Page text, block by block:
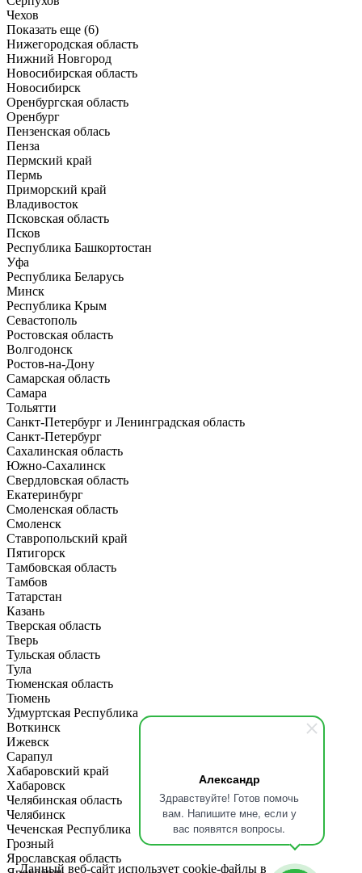
Александр
Здравствуйте! Готов помочь
вам. Напишите мне, если у
вас появятся вопросы.
Чехов
Показать еще (6)
Нижегородская область
Нижний Новгород
Новосибирская область
Новосибирск
Оренбургская область
Оренбург
Пензенская облась
Пенза
Пермский край
Пермь
Приморский край
Владивосток
Псковская область
Псков
Республика Башкортостан
Уфа
Республика Беларусь
Минск
Республика Крым
Севастополь
Ростовская область
Волгодонск
Ростов-на-Дону
Самарская область
Самара
Тольятти
Санкт-Петербург и Ленинградская область
Санкт-Петербург
Сахалинская область
Южно-Сахалинск
Свердловская область
Екатеринбург
Смоленская область
Смоленск
Ставропольский край
Пятигорск
Тамбовская область
Тамбов
Татарстан
Казань
Тверская область
Тверь
Тульская область
Тула
Тюменская область
Тюмень
Удмуртская Республика
Воткинск
Ижевск
Сарапул
Хабаровский край
Хабаровск
Челябинская область
Челябинск
Чеченская Республика
Грозный
Ярославская область
Данный веб-сайт использует cookie-файлы в